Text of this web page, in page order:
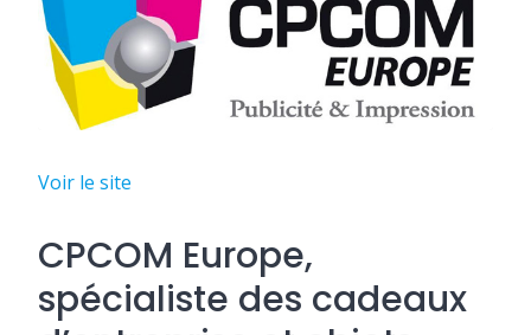
Voir le site
CPCOM Europe,
spécialiste des cadeaux